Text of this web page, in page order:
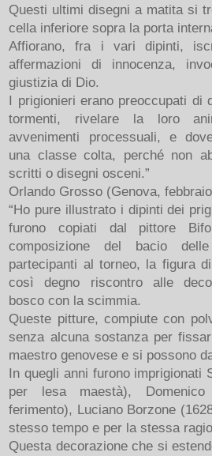
Questi ultimi disegni a matita si
cella inferiore sopra la porta
Affiorano, fra i vari dipinti,
affermazioni di innocenza,
giustizia di Dio.
I prigionieri erano preoccupati di
tormenti, rivelare la loro
avvenimenti processuali, e
una classe colta, perché non
scritti o disegni osceni.”
Orlando Grosso (Genova,
“Ho pure illustrato i dipinti dei
furono copiati dal pittore
composizione del bacio
partecipanti al torneo, la figura
così degno riscontro alle
bosco con la scimmia.
Queste pitture, compiute con
senza alcuna sostanza per
maestro genovese e si possono
In quegli anni furono imprigionati
per lesa maestà),
ferimento), Luciano Borzone
stesso tempo e per la stessa
Questa decorazione che si